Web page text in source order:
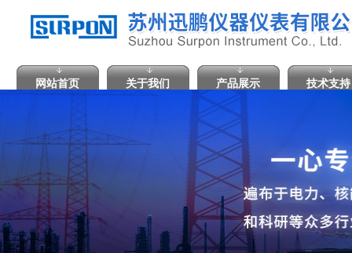
网站首页 关于我们 产品展示 技术支持